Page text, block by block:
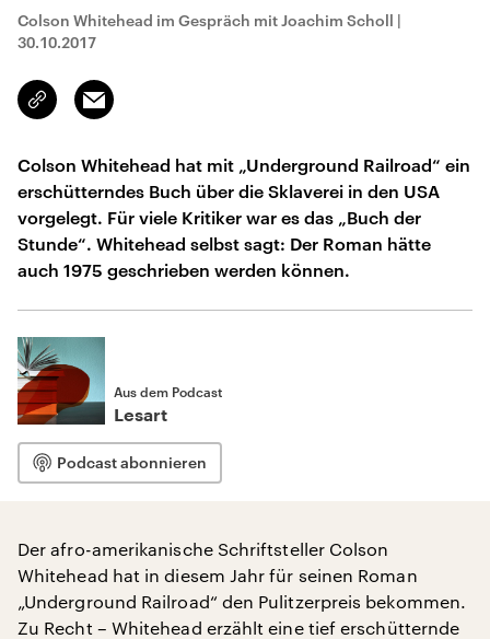
Colson Whitehead im Gespräch mit Joachim Scholl |
30.10.2017
Link
kopieren/teilen
Email
Colson Whitehead hat mit „Underground Railroad“ ein
erschütterndes Buch über die Sklaverei in den USA
vorgelegt. Für viele Kritiker war es das „Buch der
Stunde“. Whitehead selbst sagt: Der Roman hätte
auch 1975 geschrieben werden können.
Aus dem Podcast
Lesart
Podcast abonnieren
Der afro-amerikanische Schriftsteller Colson
Whitehead hat in diesem Jahr für seinen Roman
„Underground Railroad“ den Pulitzerpreis bekommen.
Zu Recht – Whitehead erzählt eine tief erschütternde